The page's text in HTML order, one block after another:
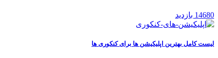
14680 بازدید
لیست کامل بهترین اپلیکیشن ها برای کنکوری ها